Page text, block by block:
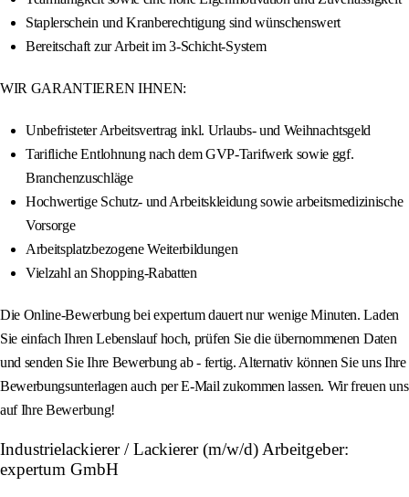
Staplerschein und Kranberechtigung sind wünschenswert
Bereitschaft zur Arbeit im 3-Schicht-System
WIR GARANTIEREN IHNEN:
Unbefristeter Arbeitsvertrag inkl. Urlaubs- und Weihnachtsgeld
Tarifliche Entlohnung nach dem GVP-Tarifwerk sowie ggf.
Branchenzuschläge
Hochwertige Schutz- und Arbeitskleidung sowie arbeitsmedizinische
Vorsorge
Arbeitsplatzbezogene Weiterbildungen
Vielzahl an Shopping-Rabatten
Die Online-Bewerbung bei expertum dauert nur wenige Minuten. Laden
Sie einfach Ihren Lebenslauf hoch, prüfen Sie die übernommenen Daten
und senden Sie Ihre Bewerbung ab - fertig. Alternativ können Sie uns Ihre
Bewerbungsunterlagen auch per E-Mail zukommen lassen. Wir freuen uns
auf Ihre Bewerbung!
Industrielackierer / Lackierer (m/w/d) Arbeitgeber:
expertum GmbH